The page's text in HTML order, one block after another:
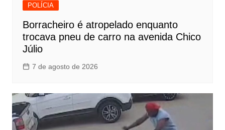
POLÍCIA
Borracheiro é atropelado enquanto
trocava pneu de carro na avenida Chico
Júlio
7 de agosto de 2026